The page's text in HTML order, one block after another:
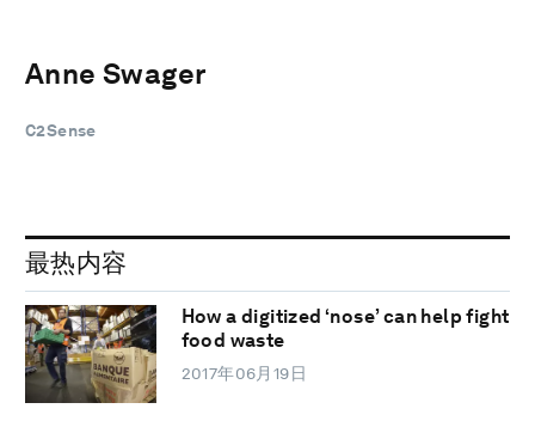
Anne Swager
C2Sense
最热内容
How a digitized ‘nose’ can help fight
food waste
2017年06月19日